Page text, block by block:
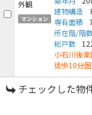
マンション
建物構造
専有面積
所在階/階
総戸数
小石川後
徒歩10分
チェックした物